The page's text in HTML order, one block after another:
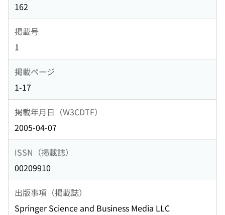
162
掲載号
1
掲載ページ
1-17
掲載年月日（W3CDTF）
2005-04-07
ISSN（掲載誌）
00209910
出版事項（掲載誌）
Springer Science and Business Media LLC